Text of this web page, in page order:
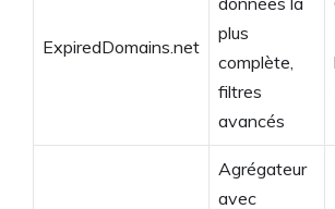
ExpiredDomains.net
plus
complète,
filtres
avancés
Agrégateur
avec